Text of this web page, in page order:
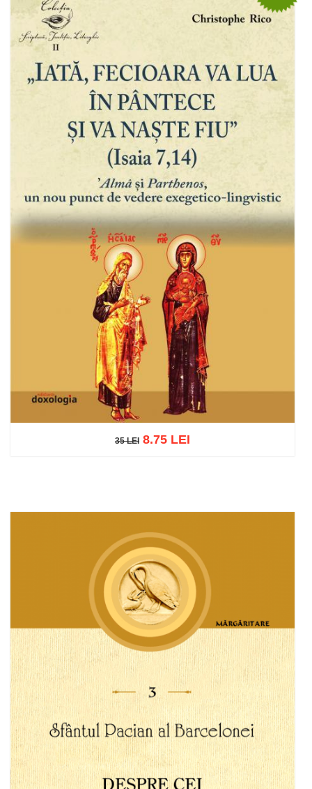
35 LEI
35 LEI 8.75 LEI